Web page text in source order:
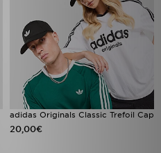
adidas Originals Classic Trefoil Cap
20,00€